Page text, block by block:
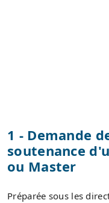
1 - Demande
soutenance
ou Master
Préparée sous les